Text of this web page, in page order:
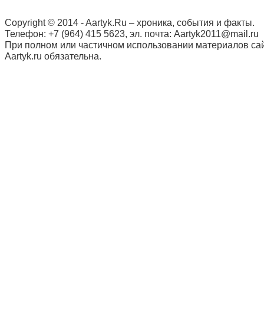
Copyright © 2014 - Aartyk.Ru – хроника, события и факты.
Телефон: +7 (964) 415 5623, эл. почта: Aartyk2011@mail.ru
При полном или частичном использовании материалов
Aartyk.ru oбязательна.